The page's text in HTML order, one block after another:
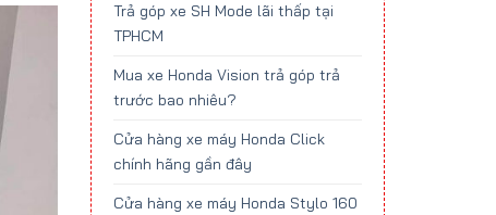
Trả góp xe SH Mode lãi thấp tại
TPHCM
Mua xe Honda Vision trả góp trả
trước bao nhiêu?
Cửa hàng xe máy Honda Click
chính hãng gần đây
Cửa hàng xe máy Honda Stylo 160